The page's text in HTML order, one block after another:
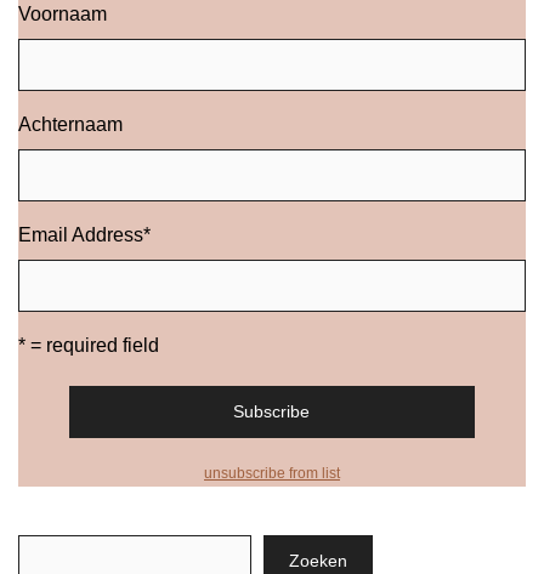
Voornaam
Achternaam
Email Address*
* = required field
unsubscribe from list
Zoeken